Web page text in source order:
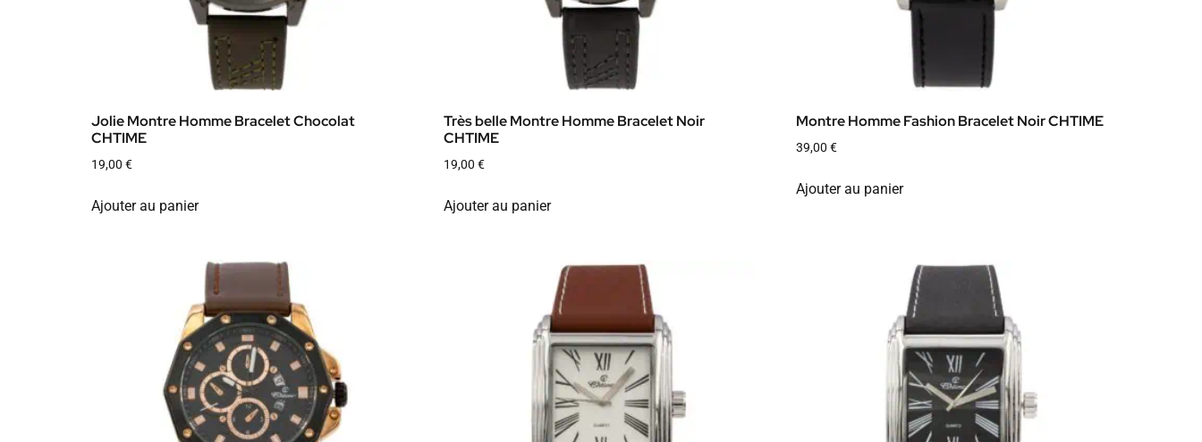
Jolie Montre Homme Bracelet Chocolat
CHTIME
19,00 €
Ajouter au panier
Très belle Montre Homme Bracelet Noir
CHTIME
19,00 €
Ajouter au panier
Montre Homme Fashion Bracelet Noir CHTIME
39,00 €
Ajouter au panier